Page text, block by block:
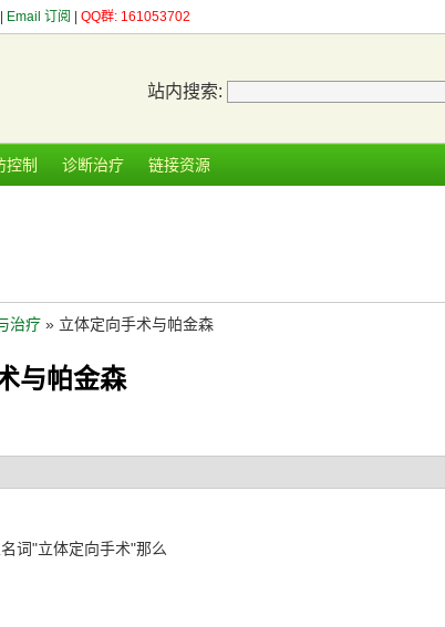
Email 订阅 QQ群: 161053702
站内搜索:
控制 诊断治疗 链接资源
治疗 » 立体定向手术与帕金森
与帕金森
词"立体定向手术"那么